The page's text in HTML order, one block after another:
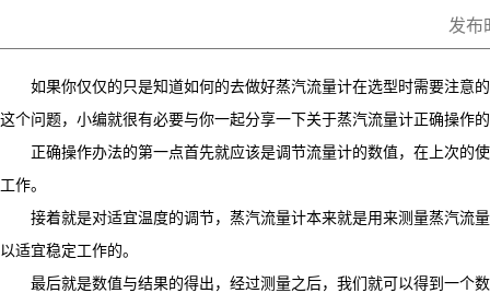
发布
如果你仅仅的只是知道如何的去做好蒸汽流量计在选型时需要注意
这个问题，小编就很有必要与你一起分享一下关于蒸汽流量计正确操作
正确操作办法的第一点首先就应该是调节流量计的数值，在上次的使
工作。
接着就是对适宜温度的调节，蒸汽流量计本来就是用来测量蒸汽流量
以适宜稳定工作的。
最后就是数值与结果的得出，经过测量之后，我们就可以得到一个数